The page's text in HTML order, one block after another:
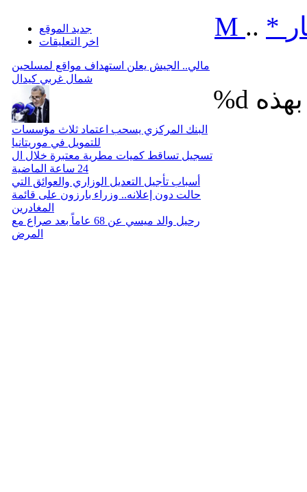
جديد الموقع
اخر التعليقات
مالي.. الجيش يعلن استهداف مواقع لمسلحين
شمال غربي كيدال
البنك المركزي يسحب اعتماد ثلاث مؤسسات
للتمويل في موريتانيا
تسجيل تساقط كميات مطرية معتبرة خلال ال
24 ساعة الماضية
أسباب تأجيل التعديل الوزاري والعوائق التي
حالت دون إعلانه.. وزراء بارزون على قائمة
المغادرين
رحيل والد ميسي عن 68 عاماً بعد صراع مع
المرض
M .. *
%d